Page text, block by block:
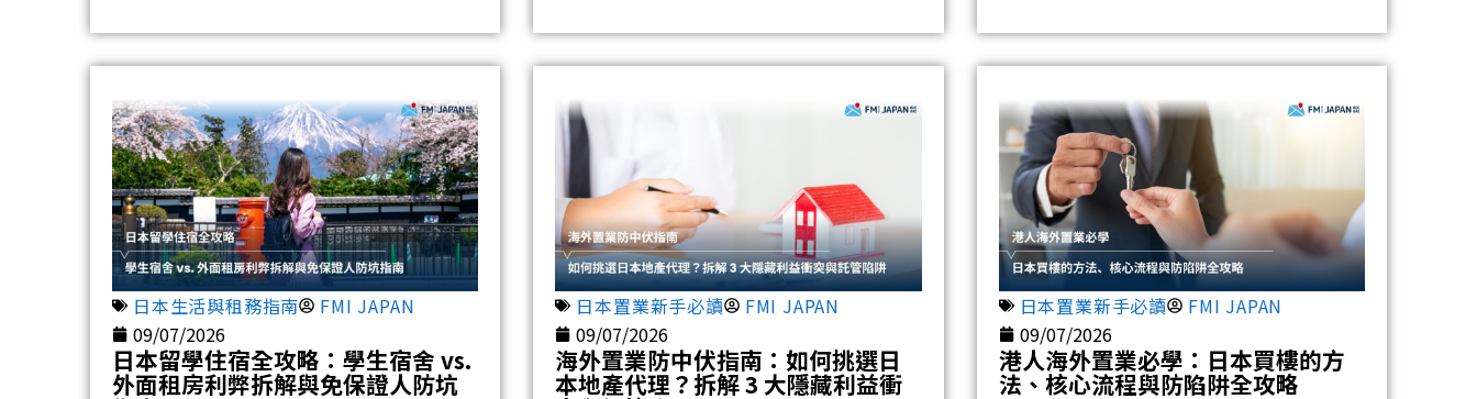
日本生活與租務指南
FMI JAPAN
09/07/2026
日本留學住宿全攻略：學生宿舍 vs.
外面租房利弊拆解與免保證人防坑
日本置業新手必讀
FMI JAPAN
09/07/2026
海外置業防中伏指南：如何挑選日
本地產代理？拆解 3 大隱藏利益衝
日本置業新手必讀
FMI JAPAN
09/07/2026
港人海外置業必學：日本買樓的方
法、核心流程與防陷阱全攻略